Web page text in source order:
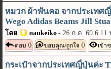
หมวก ผ้าพันคอ จากประเทศ
Wego Adidas Beams Jill
โดย nankeiko -26 ก.ค. 69 6:11
ตอบ 0 ขอบคุณ/ถูกใจ 0 เข้า
กระเป๋าจากประเทศญี่ปุ่นค่ะ